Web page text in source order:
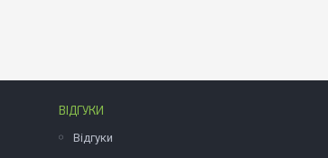
ВІДГУКИ
Відгуки